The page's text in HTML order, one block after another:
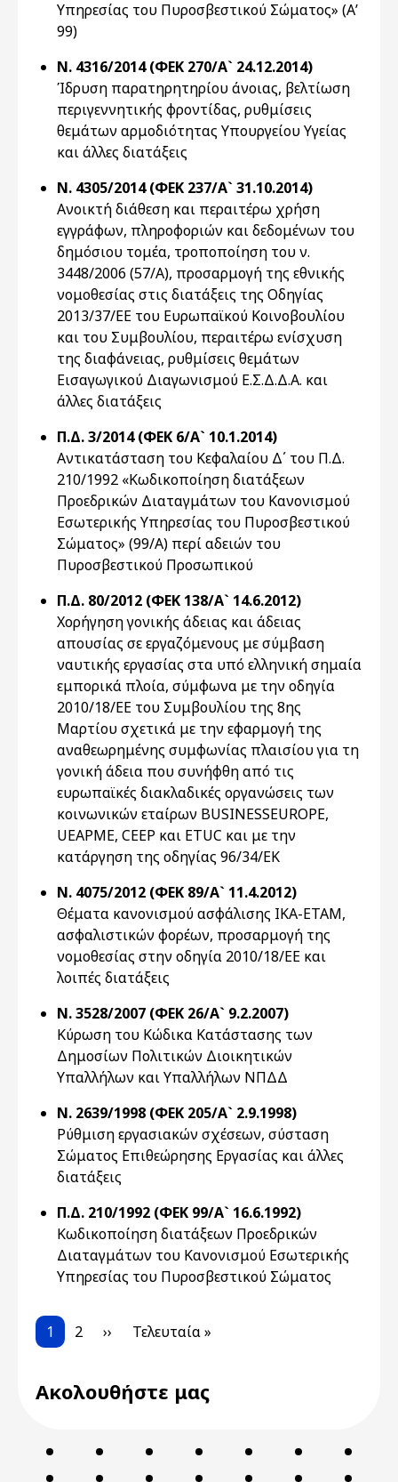
Υπηρεσίας του Πυροσβεστικού Σώματος» (Α’
99)
Ν. 4316/2014 (ΦΕΚ 270/Α` 24.12.2014)
Ίδρυση παρατηρητηρίου άνοιας, βελτίωση
περιγεννητικής φροντίδας, ρυθμίσεις
θεμάτων αρμοδιότητας Υπουργείου Υγείας
και άλλες διατάξεις
Ν. 4305/2014 (ΦΕΚ 237/Α` 31.10.2014)
Ανοικτή διάθεση και περαιτέρω χρήση
εγγράφων, πληροφοριών και δεδομένων του
δημόσιου τομέα, τροποποίηση του ν.
3448/2006 (57/Α), προσαρμογή της εθνικής
νομοθεσίας στις διατάξεις της Οδηγίας
2013/37/ΕΕ του Ευρωπαϊκού Κοινοβουλίου
και του Συμβουλίου, περαιτέρω ενίσχυση
της διαφάνειας, ρυθμίσεις θεμάτων
Εισαγωγικού Διαγωνισμού Ε.Σ.Δ.Δ.Α. και
άλλες διατάξεις
Π.Δ. 3/2014 (ΦΕΚ 6/Α` 10.1.2014)
Αντικατάσταση του Κεφαλαίου Δ΄ του Π.Δ.
210/1992 «Κωδικοποίηση διατάξεων
Προεδρικών Διαταγμάτων του Κανονισμού
Εσωτερικής Υπηρεσίας του Πυροσβεστικού
Σώματος» (99/Α) περί αδειών του
Πυροσβεστικού Προσωπικού
Π.Δ. 80/2012 (ΦΕΚ 138/Α` 14.6.2012)
Χορήγηση γονικής άδειας και άδειας
απουσίας σε εργαζόμενους με σύμβαση
ναυτικής εργασίας στα υπό ελληνική σημαία
εμπορικά πλοία, σύμφωνα με την οδηγία
2010/18/ΕΕ του Συμβουλίου της 8ης
Μαρτίου σχετικά με την εφαρμογή της
αναθεωρημένης συμφωνίας πλαισίου για τη
γονική άδεια που συνήφθη από τις
ευρωπαϊκές διακλαδικές οργανώσεις των
κοινωνικών εταίρων BUSINESSEUROPE,
UEAPME, CEEP και ETUC και με την
κατάργηση της οδηγίας 96/34/ΕΚ
Ν. 4075/2012 (ΦΕΚ 89/Α` 11.4.2012)
Θέματα κανονισμού ασφάλισης ΙΚΑ-ΕΤΑΜ,
ασφαλιστικών φορέων, προσαρμογή της
νομοθεσίας στην οδηγία 2010/18/ΕΕ και
λοιπές διατάξεις
Ν. 3528/2007 (ΦΕΚ 26/Α` 9.2.2007)
Κύρωση του Κώδικα Κατάστασης των
Δημοσίων Πολιτικών Διοικητικών
Υπαλλήλων και Υπαλλήλων ΝΠΔΔ
Ν. 2639/1998 (ΦΕΚ 205/Α` 2.9.1998)
Ρύθμιση εργασιακών σχέσεων, σύσταση
Σώματος Επιθεώρησης Εργασίας και άλλες
διατάξεις
Π.Δ. 210/1992 (ΦΕΚ 99/Α` 16.6.1992)
Κωδικοποίηση διατάξεων Προεδρικών
Διαταγμάτων του Κανονισμού Εσωτερικής
Υπηρεσίας του Πυροσβεστικού Σώματος
Pagination
Current page
1 Page
2 Next page
›› Last page
Τελευταία »
Ακολουθήστε μας